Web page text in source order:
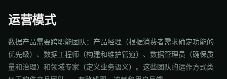
运营模式
数据产品需要跨职能团队：产品经理（根据消费者需求确定功能的
优先级）、数据工程师（构建和维护管道）、数据管理员（确保质
量和治理）和领域专家（定义业务语义）。这些团队的运作方式类